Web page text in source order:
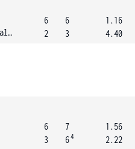
Dedura-Palomero
6
2
6
3
1.16
4.40
6
3
7
64
1.56
2.22